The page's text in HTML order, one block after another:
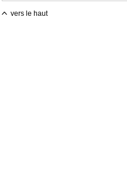
vers le haut